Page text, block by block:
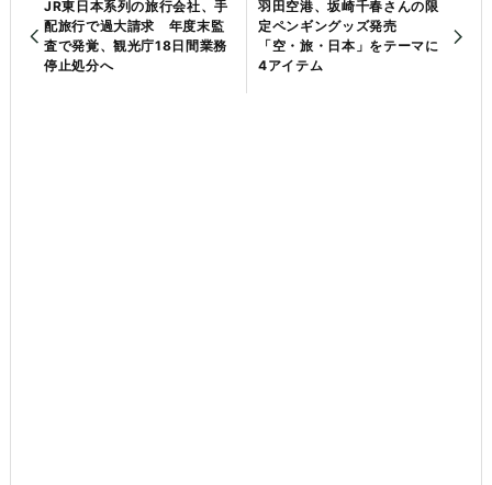
JR東日本系列の旅行会社、手
配旅行で過大請求 年度末監
査で発覚、観光庁18日間業務
停止処分へ
羽田空港、坂崎千春さんの限
定ペンギングッズ発売
「空・旅・日本」をテーマに
4アイテム